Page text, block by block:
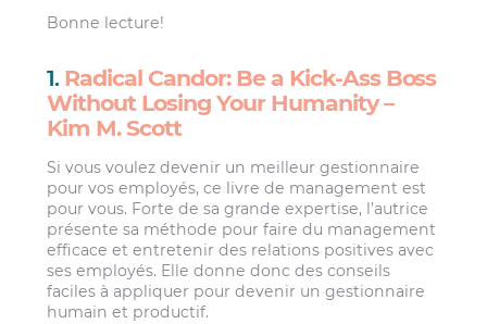
Bonne lecture!
1. Radical Candor: Be a Kick-Ass Boss
Without Losing Your Humanity –
Kim M. Scott
Si vous voulez devenir un meilleur gestionnaire
pour vos employés, ce livre de management est
pour vous. Forte de sa grande expertise, l’autrice
présente sa méthode pour faire du management
efficace et entretenir des relations positives avec
ses employés. Elle donne donc des conseils
faciles à appliquer pour devenir un gestionnaire
humain et productif.